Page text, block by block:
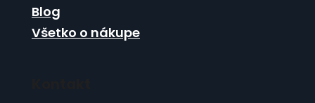
Blog
Všetko o nákupe